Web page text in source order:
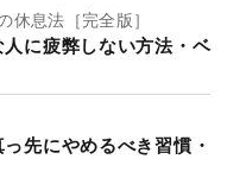
息法［完全版］
人に疲弊しない方法・ベ
先にやめるべき習慣・